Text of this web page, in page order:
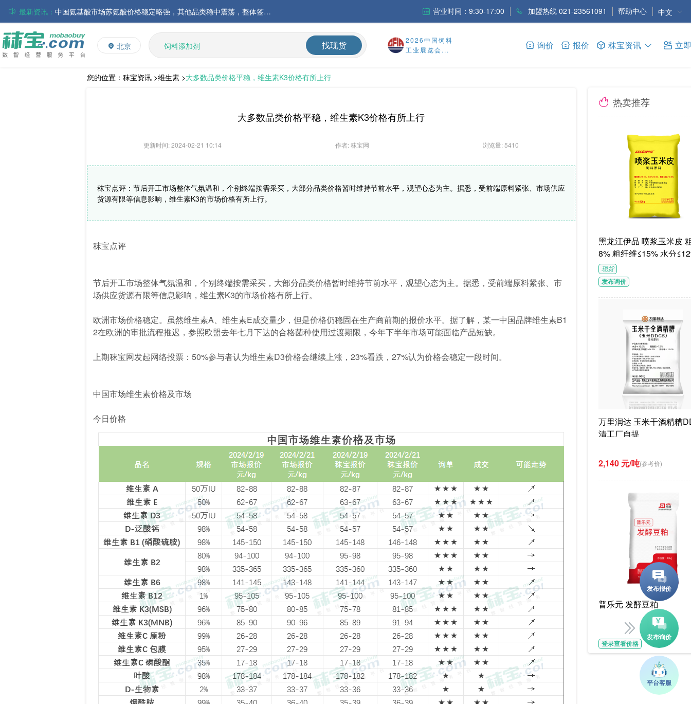
最新资讯：
磷酸氢钙市场行情走弱；小苏打和乳清粉市场价格稳定运行
帝斯曼-芬美意发布2026年上半年业绩
巴斯夫集团发布2026年第二季度财务报告
丸红株式会社发布截至2026年6月30日前3个月的合并财务报告
住友化学公布2026财年第一季度业绩
大成食品：2026年半年度毛利3.32亿元，同比上升8.9%
营业时间：9:30-17:00 加盟热线 021-23561091 帮助中心 中文
北京
L-赖氨酸硫酸盐
多维
维生素
饲料添加剂
找现货
2026中国饲料
工业展览会...
询价 报价 秣宝资讯 立
您的位置： 秣宝资讯 >维生素 >大多数品类价格平稳，维生素K3价格有所上行
大多数品类价格平稳，维生素K3价格有所上行
更新时间: 2024-02-21 10:14 作者: 秣宝网 浏览量: 5410
秣宝点评：节后开工市场整体气氛温和，个别终端按需采买，大部分品类价格暂时维持节前水平，观望心态为主。据悉，受前端原料紧张、市场供应
货源有限等信息影响，维生素K3的市场价格有所上行。
秣宝点评
节后开工市场整体气氛温和，个别终端按需采买，大部分品类价格暂时维持节前水平，观望心态为主。据悉，受前端原料紧张、市
场供应货源有限等信息影响，维生素K3的市场价格有所上行。
欧洲市场价格稳定。虽然维生素A、维生素E成交量少，但是价格仍稳固在生产商前期的报价水平。据了解，某一中国品牌维生素B1
2在欧洲的审批流程推迟，参照欧盟去年七月下达的合格菌种使用过渡期限，今年下半年市场可能面临产品短缺。
上期秣宝网发起网络投票：50%参与者认为维生素D3价格会继续上涨，23%看跌，27%认为价格会稳定一段时间。
中国市场维生素价格及市场
今日价格
热卖推荐
黑龙江伊品 喷浆玉米皮 粗蛋白≥1
8% 粗纤维≤15% 水分
G/袋饲料级褐色或浅褐
体
现货
发布询价
万里润达 玉米干酒精糟
清工厂自提
2,140 元/吨(参考价)
普乐元 发酵豆粕
登录查看价格